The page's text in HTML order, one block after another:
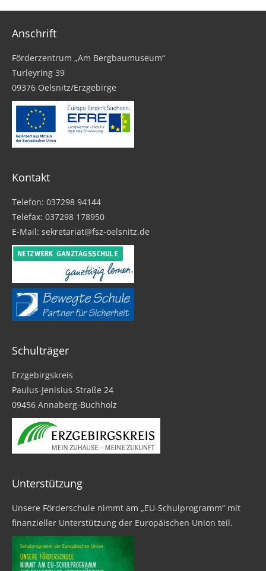
Anschrift
Förderzentrum „Am Bergbaumuseum“
Turleyring 39
09376 Oelsnitz/Erzgebirge
Kontakt
Telefon: 037298 94144
Telefax: 037298 178950
E-Mail: sekretariat@fsz-oelsnitz.de
Schulträger
Erzgebirgskreis
Paulus-Jenisius-Straße 24
09456 Annaberg-Buchholz
Unterstützung
Unsere Förderschule nimmt am „EU-Schulprogramm“ mit
finanzieller Unterstützung der Europäischen Union teil.